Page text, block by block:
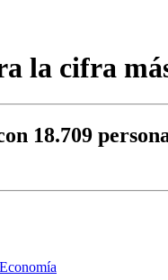
la cifra
18.709
Economía